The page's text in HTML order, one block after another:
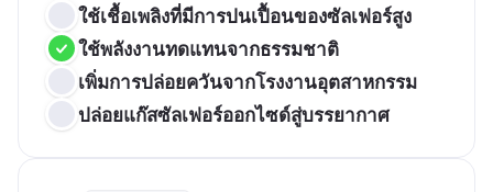
ใช้เชื้อเพลิงที่มีการปนเปื้อนของซัลเฟอร์สูง
ใช้พลังงานทดแทนจากธรรมชาติ
เพิ่มการปล่อยควันจากโรงงานอุตสาหกรรม
ปล่อยแก๊สซัลเฟอร์ออกไซด์สู่บรรยากาศ